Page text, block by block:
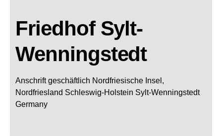
Friedhof Sylt-
Wenningstedt
Anschrift geschäftlich Nordfriesische Insel,
Nordfriesland Schleswig-Holstein Sylt-Wenningstedt
Germany